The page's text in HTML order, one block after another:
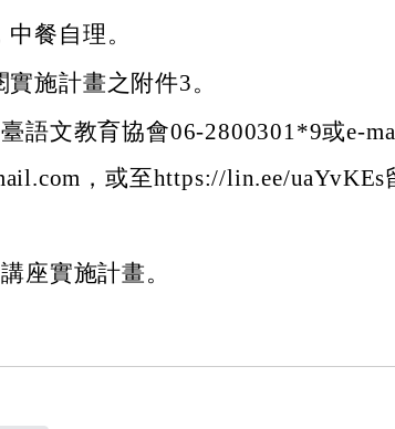
餐自理。
施計畫之附件3。
語文教育協會06-2800301*9或e-
，或至https://lin.ee/uaYvKEs
座實施計畫。